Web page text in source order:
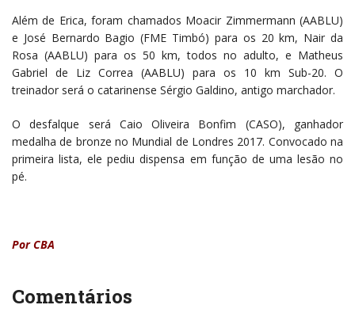
Além de Erica, foram chamados Moacir Zimmermann (AABLU)
e José Bernardo Bagio (FME Timbó) para os 20 km, Nair da
Rosa (AABLU) para os 50 km, todos no adulto, e Matheus
Gabriel de Liz Correa (AABLU) para os 10 km Sub-20. O
treinador será o catarinense Sérgio Galdino, antigo marchador.
O desfalque será Caio Oliveira Bonfim (CASO), ganhador
medalha de bronze no Mundial de Londres 2017. Convocado na
primeira lista, ele pediu dispensa em função de uma lesão no
pé.
Por CBA
Comentários